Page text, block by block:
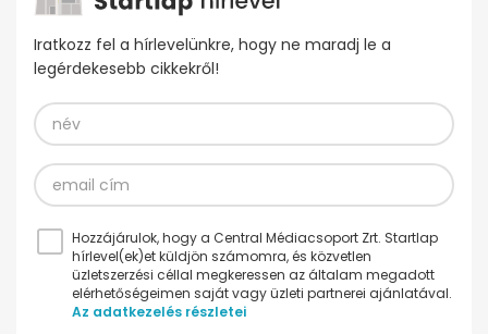
Iratkozz fel a hírlevelünkre, hogy ne maradj le a
legérdekesebb cikkekről!
Hozzájárulok, hogy a Central Médiacsoport Zrt. Startlap
hírlevel(ek)et küldjön számomra, és közvetlen
üzletszerzési céllal megkeressen az általam megadott
elérhetőségeimen saját vagy üzleti partnerei ajánlatával.
Az adatkezelés részletei